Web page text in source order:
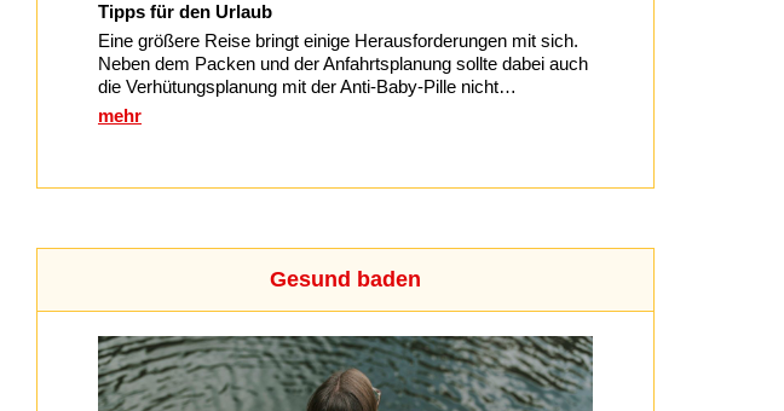
Tipps für den Urlaub
Eine größere Reise bringt einige Herausforderungen mit sich.
Neben dem Packen und der Anfahrtsplanung sollte dabei auch
die Verhütungsplanung mit der Anti-Baby-Pille nicht…
mehr
Gesund baden